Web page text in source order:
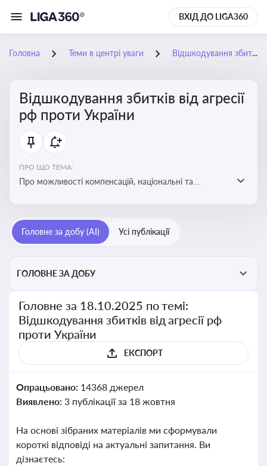
ВХІД ДО LIGA360
Головна Теми в центрі уваги Відшкодування збитків від агресії рф проти України
Відшкодування збитків від агресії
рф проти України
ПРО ЩО ТЕМА:
Про можливості компенсацій, національні та
Головне за добу (AI) Усі публікації
ГОЛОВНЕ ЗА ДОБУ
Головне за 18.10.2025 по темі:
Відшкодування збитків від агресії рф
проти України
ЕКСПОРТ
Опрацьовано: 14368 джерел
Виявлено: 3 публікації за 18 жовтня
На основі зібраних матеріалів ми сформували
короткі відповіді на актуальні запитання. Ви
дізнаєтесь: